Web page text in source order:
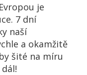
je
7 dní
naší
a okamžitě
šité na míru